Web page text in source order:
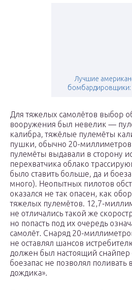
Лучшие
Для тяжелых самолётов выбор
вооружения был невелик —
калибра, тяжёлые пулемёты
пушки, обычно 20-
пулемёты выдавали в сторону
перехватчика облако
было ставить больше, да и
много). Неопытных пилотов
оказался не так опасен, как
тяжелых пулемётов. 12,7-
не отличались такой же
но попасть под их очередь
самолёт. Снаряд 20-
не оставлял шансов
должен был настоящий
боезапас не позволял поливать
дождика».